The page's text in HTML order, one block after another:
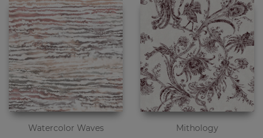
Watercolor Waves Mithology